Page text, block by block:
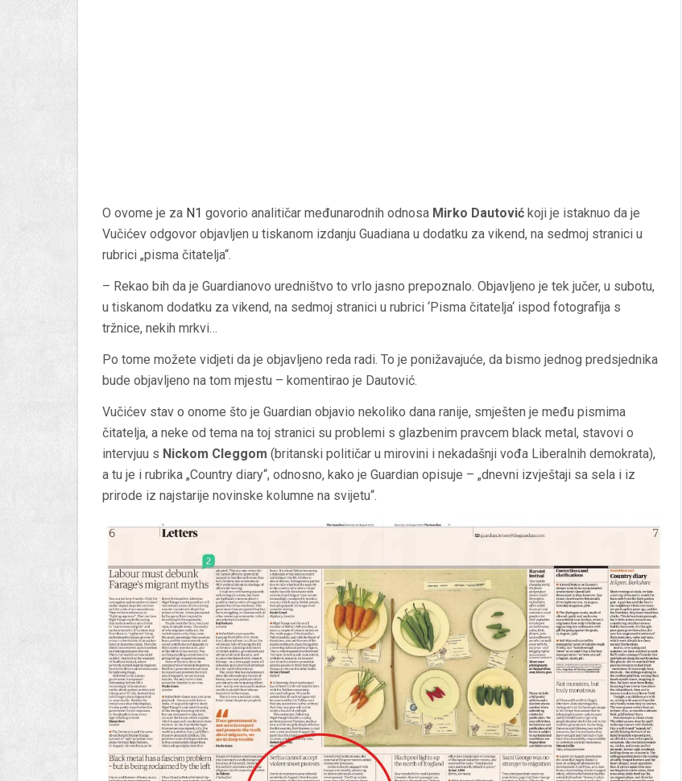
O ovome je za N1 govorio analitičar međunarodnih odnosa Mirko Dautović koji je istaknuo da je
Vučićev odgovor objavljen u tiskanom izdanju Guadiana u dodatku za vikend, na sedmoj stranici u
rubrici „pisma čitatelja“.
– Rekao bih da je Guardianovo uredništvo to vrlo jasno prepoznalo. Objavljeno je tek jučer, u subotu,
u tiskanom dodatku za vikend, na sedmoj stranici u rubrici ‘Pisma čitatelja‘ ispod fotografija s
tržnice, nekih mrkvi…
Po tome možete vidjeti da je objavljeno reda radi. To je ponižavajuće, da bismo jednog predsjednika
bude objavljeno na tom mjestu – komentirao je Dautović.
Vučićev stav o onome što je Guardian objavio nekoliko dana ranije, smješten je među pismima
čitatelja, a neke od tema na toj stranici su problemi s glazbenim pravcem black metal, stavovi o
intervjuu s Nickom Cleggom (britanski političar u mirovini i nekadašnji vođa Liberalnih demokrata),
a tu je i rubrika „Country diary“, odnosno, kako je Guardian opisuje – „dnevni izvještaji sa sela i iz
prirode iz najstarije novinske kolumne na svijetu“.